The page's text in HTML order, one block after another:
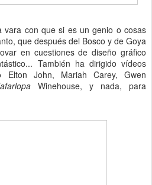
con que si es un genio o cosas
que después del Bosco y de Goya
en cuestiones de diseño gráfico
También ha dirigido vídeos
Elton John, Mariah Carey, Gwen
Winehouse, y nada, para